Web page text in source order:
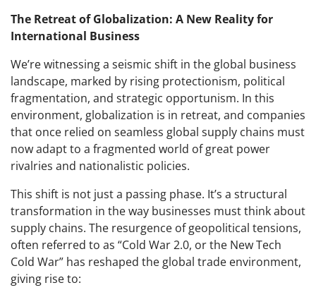
The Retreat of Globalization: A New Reality for
International Business
We’re witnessing a seismic shift in the global business
landscape, marked by rising protectionism, political
fragmentation, and strategic opportunism. In this
environment, globalization is in retreat, and companies
that once relied on seamless global supply chains must
now adapt to a fragmented world of great power
rivalries and nationalistic policies.
This shift is not just a passing phase. It’s a structural
transformation in the way businesses must think about
supply chains. The resurgence of geopolitical tensions,
often referred to as “Cold War 2.0, or the New Tech
Cold War” has reshaped the global trade environment,
giving rise to: